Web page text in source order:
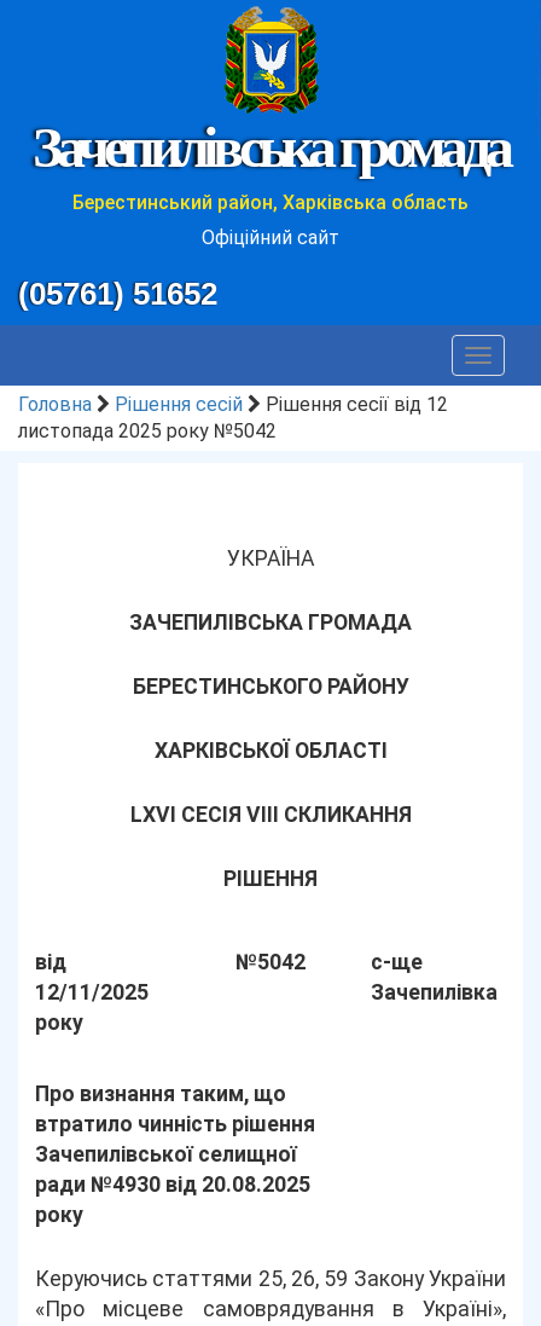
Зачепилівська громада
Берестинський район, Харківська область
Офіційний сайт
(05761) 51652
Toggle
Головна
Рішення сесій
Рішення сесії від 12
листопада 2025 року №5042
УКРАЇНА
ЗАЧЕПИЛІВСЬКА ГРОМАДА
БЕРЕСТИНСЬКОГО РАЙОНУ
ХАРКІВСЬКОЇ ОБЛАСТІ
LХVІ СЕСІЯ VIII СКЛИКАННЯ
РІШЕННЯ
від
12/11/2025
року
№5042
с-ще
Зачепилівка
Про визнання таким, що
втратило чинність рішення
Зачепилівської селищної
ради №4930 від 20.08.2025
року
Керуючись статтями 25, 26, 59 Закону України
«Про місцеве самоврядування в Україні»,